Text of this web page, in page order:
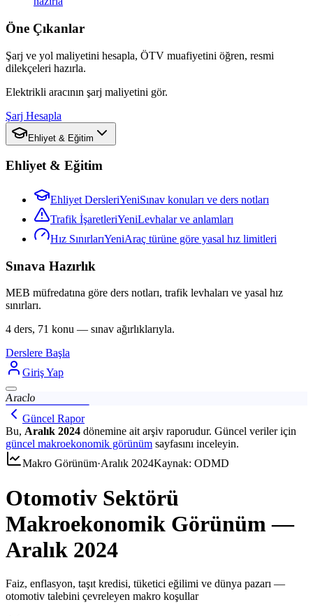
Öne Çıkanlar
Şarj ve yol maliyetini hesapla, ÖTV muafiyetini öğren, resmi
dilekçeleri hazırla.
Elektrikli aracının şarj maliyetini gör.
Şarj Hesapla
Ehliyet & Eğitim
Ehliyet & Eğitim
Ehliyet DersleriYeniSınav konuları ve ders notları
Trafik İşaretleriYeniLevhalar ve anlamları
Hız SınırlarıYeniAraç türüne göre yasal hız limitleri
Sınava Hazırlık
MEB müfredatına göre ders notları, trafik levhaları ve yasal hız
sınırları.
4 ders, 71 konu — sınav ağırlıklarıyla.
Derslere Başla
Giriş Yap
Araclo
Güncel Rapor
Bu, Aralık 2024 dönemine ait arşiv raporudur. Güncel veriler için
güncel makroekonomik görünüm sayfasını inceleyin.
Makro Görünüm·Aralık 2024Kaynak: ODMD
Otomotiv Sektörü
Makroekonomik Görünüm —
Aralık 2024
Faiz, enflasyon, taşıt kredisi, tüketici eğilimi ve dünya pazarı —
otomotiv talebini çevreleyen makro koşullar